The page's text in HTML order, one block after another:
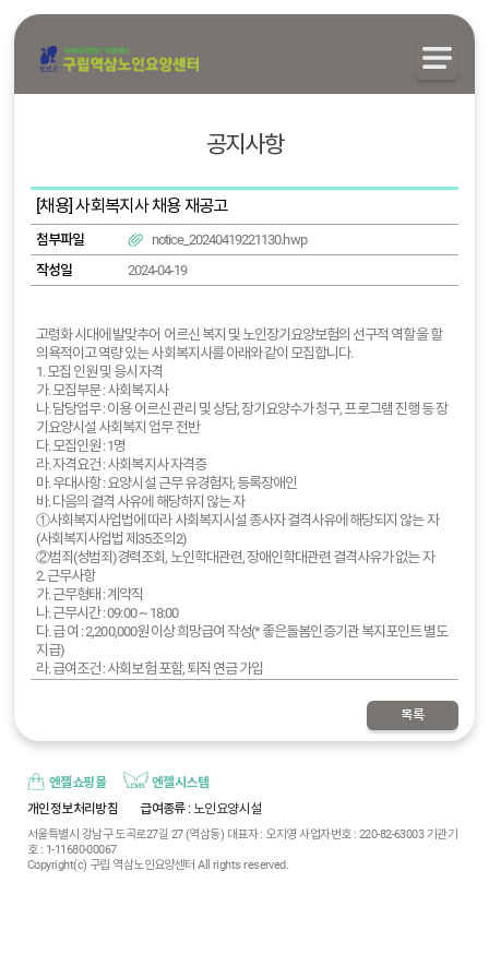
공지사항
[채용] 사회복지사 채용 재공고
첨부파일
notice_20240419221130.hwp
작성일
2024-04-19
고령화 시대에 발맞추어 어르신 복지 및 노인장기요양보험의 선구적 역할을 할
의욕적이고 역량 있는 사회복지사를 아래와 같이 모집합니다.
1. 모집 인원 및 응시자격
가. 모집부문 : 사회복지사
나. 담당업무 : 이용 어르신 관리 및 상담, 장기요양수가 청구, 프로그램 진행 등 장
기요양시설 사회복지 업무 전반
다. 모집인원 : 1명
라. 자격요건 : 사회복지사 자격증
마. 우대사항 : 요양시설 근무 유경험자, 등록장애인
바. 다음의 결격 사유에 해당하지 않는 자
①사회복지사업법에 따라 사회복지시설 종사자 결격사유에 해당되지 않는 자
(사회복지사업법 제35조의2)
②범죄(성범죄)경력조회, 노인학대관련, 장애인학대관련 결격사유가 없는 자
2. 근무사항
가. 근무형태 : 계약직
나. 근무시간 : 09:00 ~ 18:00
다. 급 여 : 2,200,000원 이상 희망급여 작성(* 좋은돌봄인증기관 복지포인트 별도
지급)
라. 급여조건 : 사회보험 포함, 퇴직 연금 가입
나. 기관양식 자기소개서 1부.
라. 경력증명서 1부.(해당자에 한함)
가. 1차 서류심사
나. 2차 면접심사
5. 임용일정
가. 제출기한 : 2024.4.19.(금) ~ 2024.4.25.(목)
목록
엔젤쇼핑몰
엔젤시스템
개인정보처리방침
급여종류 : 노인요양시설
서울특별시 강남구 도곡로27길 27 (역삼동) 대표자 : 오지영 사업자번호 : 220-82-63003 기관기
호 : 1-11680-00067
Copyright(c) 구립 역삼노인요양센터 All rights reserved.